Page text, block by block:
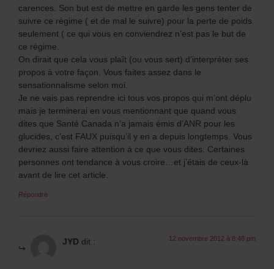
carences. Son but est de mettre en garde les gens tenter de
suivre ce régime ( et de mal le suivre) pour la perte de poids
seulement ( ce qui vous en conviendrez n’est pas le but de
ce régime.
On dirait que cela vous plaît (ou vous sert) d’interpréter ses
propos à votre façon. Vous faites assez dans le
sensationnalisme selon moi.
Je ne vais pas reprendre ici tous vos propos qui m’ont déplu
mais je terminerai en vous mentionnant que quand vous
dites que Santé Canada n’a jamais émis d’ANR pour les
glucides, c’est FAUX puisqu’il y en a depuis longtemps. Vous
devriez aussi faire attention à ce que vous dites. Certaines
personnes ont tendance à vous croire…et j’étais de ceux-là
avant de lire cet article.
Répondre
JYD dit : 12 novembre 2012 à 8:48 pm